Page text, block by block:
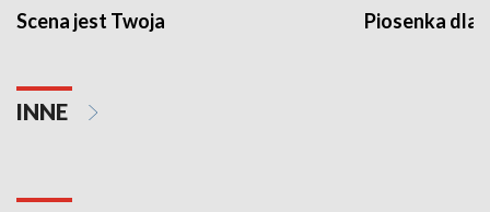
Scena jest Twoja Piosenka dla
INNE